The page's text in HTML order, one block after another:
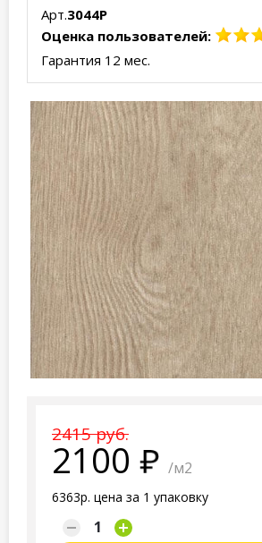
Арт.3044P
Оценка пользователей:
Гарантия 12 мес.
2415 руб.
2100 /м2
6363р. цена за 1 упаковку